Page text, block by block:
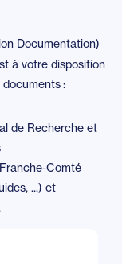
Documentation)
à votre disposition
:
de Recherche et
Comté
...) et